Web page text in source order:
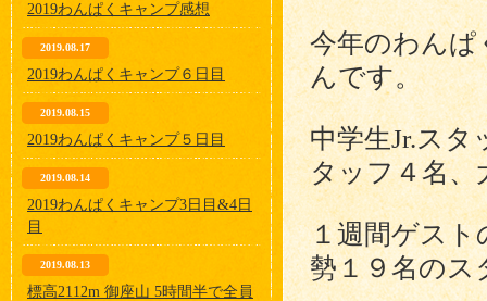
2019わんぱくキャンプ感想
2019.08.17
2019わんぱくキャンプ６日目
2019.08.15
2019わんぱくキャンプ５日目
2019.08.14
2019わんぱくキャンプ3日目&4日
目
2019.08.13
標高2112m 御座山 5時間半で全員
今年のわん
んです。
中学生Jr.スタ
タッフ４名、
１週間ゲスト
勢１９名の